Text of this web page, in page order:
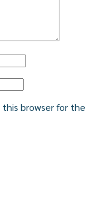
this browser for the